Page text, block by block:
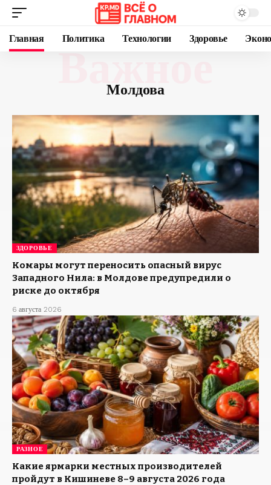
Главная Политика Технологии Здоровье
Молдова
Важное
ЗДОРОВЬЕ
Комары могут переносить опасный вирус
Западного Нила: в Молдове предупредили о
риске до октября
6 августа 2026
РАЗНОЕ
Какие ярмарки местных производителей
пройдут в Кишиневе 8–9 августа 2026 года